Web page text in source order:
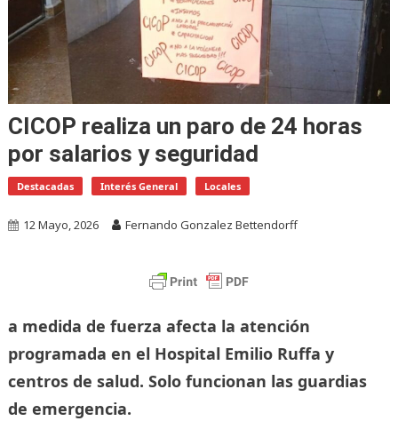
CICOP realiza un paro de 24 horas
por salarios y seguridad
Destacadas Interés General Locales
12 Mayo, 2026 Fernando Gonzalez Bettendorff
a medida de fuerza afecta la atención
programada en el Hospital Emilio Ruffa y
centros de salud. Solo funcionan las guardias
de emergencia.